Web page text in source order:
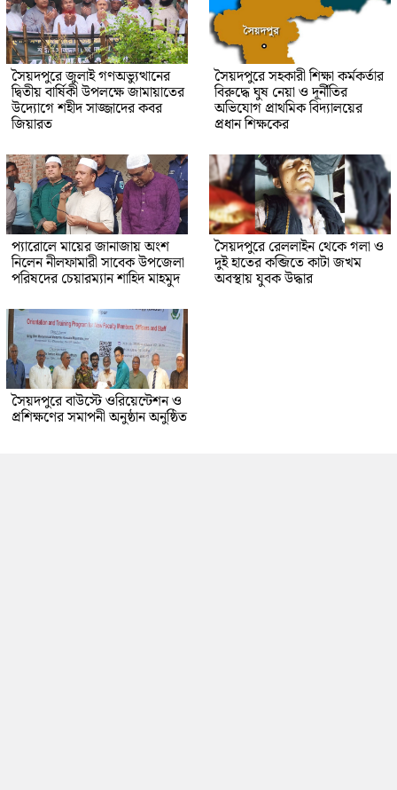
সৈয়দপুরে জুলাই গণঅভ্যুত্থানের
দ্বিতীয় বার্ষিকী উপলক্ষে জামায়াতের
উদ্যোগে শহীদ সাজ্জাদের কবর
জিয়ারত
সৈয়দপুরে সহকারী শিক্ষা কর্মকর্তার
বিরুদ্ধে ঘুষ নেয়া ও দূর্নীতির
অভিযোগ প্রাথমিক বিদ্যালয়ের
প্রধান শিক্ষকের
প্যারোলে মায়ের জানাজায় অংশ
নিলেন নীলফামারী সাবেক উপজেলা
পরিষদের চেয়ারম্যান শাহিদ মাহমুদ
সৈয়দপুরে রেললাইন থেকে গলা ও
দুই হাতের কব্জিতে কাটা জখম
অবস্থায় যুবক উদ্ধার
সৈয়দপুরে বাউস্টে ওরিয়েন্টেশন ও
প্রশিক্ষণের সমাপনী অনুষ্ঠান অনুষ্ঠিত